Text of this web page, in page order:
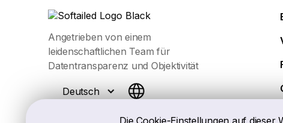
Die Cookie-Einstellungen auf dieser
Angetrieben von einem
leidenschaftlichen Team für
Datentransparenz und Objektivität
Deutsch